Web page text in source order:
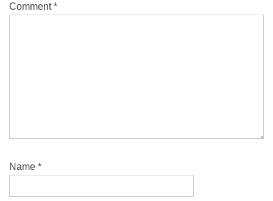
Comment*
Name *